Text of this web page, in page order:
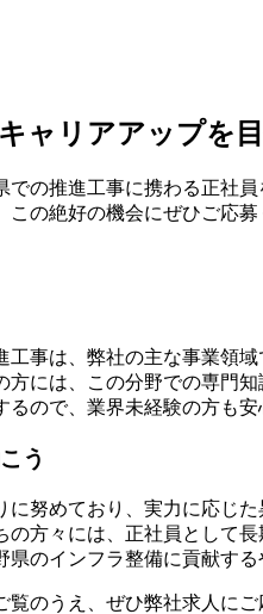
ャリアアップを
の推進工事に携わる正社員
の絶好の機会にぜひご応募
工事は、弊社の主な事業領域
には、この分野での専門
ので、業界未経験の方も安
う
努めており、実力に応じた
方々には、正社員として
のインフラ整備に貢献す
のうえ、ぜひ弊社求人にご